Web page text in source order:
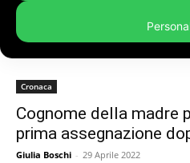
Cronaca
Cognome della madre
prima assegnazione
Giulia Boschi - 29 Aprile 2022